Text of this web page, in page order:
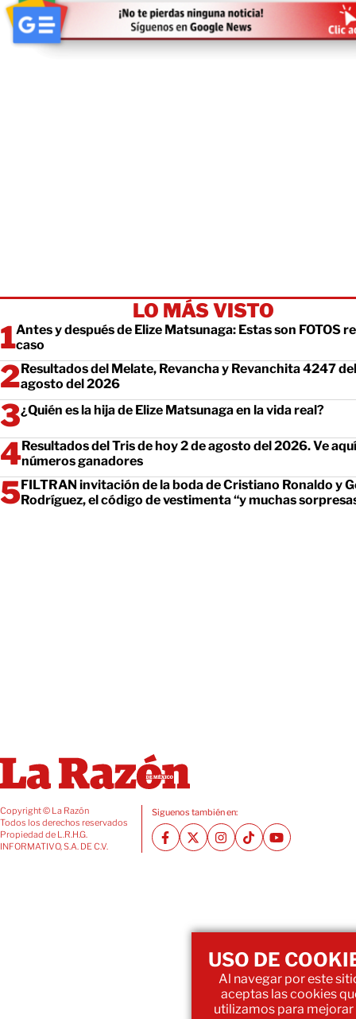
LO MÁS VISTO
Antes y después de Elize Matsunaga: Estas son FOTOS
caso
Resultados del Melate, Revancha y Revanchita 4247
agosto del 2026
¿Quién es la hija de Elize Matsunaga en la vida real?
Resultados del Tris de hoy 2 de agosto del 2026. Ve
números ganadores
FILTRAN invitación de la boda de Cristiano Ronaldo y
Rodríguez, el código de vestimenta “y muchas
Copyright © La Razón
Todos los derechos reservados
Propiedad de L.R.H.G.
INFORMATIVO, S.A. DE C.V.
Siguenos también en:
USO DE
Al navegar por este
aceptas las cookies
utilizamos para mejorar